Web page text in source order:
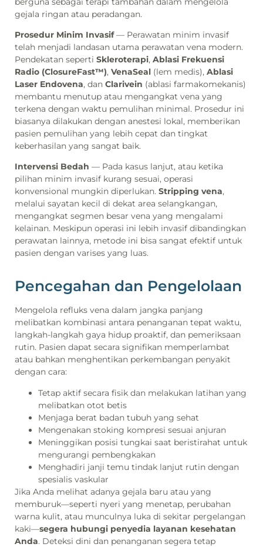
gejala ringan atau peradangan.
Prosedur Minim Invasif— Perawatan minim invasif
telah menjadi landasan utama perawatan vena modern.
Pendekatan seperti Skleroterapi, Ablasi Frekuensi
Radio (ClosureFast™), VenaSeal (lem medis), Ablasi
Laser Endovena, dan Clarivein (ablasi farmakomekanis)
membantu menutup atau mengangkat vena yang
terkena dengan waktu pemulihan minimal. Prosedur ini
biasanya dilakukan dengan anestesi lokal, memberikan
pasien pemulihan yang lebih cepat dan tingkat
keberhasilan yang sangat baik.
Intervensi Bedah — Pada kasus lanjut, atau ketika
pilihan minim invasif kurang sesuai, operasi
konvensional mungkin diperlukan. Stripping vena,
melalui sayatan kecil di dekat area selangkangan,
mengangkat segmen besar vena yang mengalami
kelainan. Meskipun operasi ini lebih invasif dibandingkan
perawatan lainnya, metode ini bisa sangat efektif untuk
pasien dengan varises yang luas.
Pencegahan dan Pengelolaan
Mengelola refluks vena dalam jangka panjang
melibatkan kombinasi antara penanganan tepat waktu,
langkah-langkah gaya hidup proaktif, dan pemeriksaan
rutin. Pasien dapat secara signifikan memperlambat
atau bahkan menghentikan perkembangan penyakit
dengan cara:
Tetap aktif secara fisik dan melakukan latihan yang
melibatkan otot betis
Menjaga berat badan tubuh yang sehat
Mengenakan stoking kompresi sesuai anjuran
Meninggikan posisi tungkai saat beristirahat untuk
mengurangi pembengkakan
Menghadiri janji temu tindak lanjut rutin dengan
spesialis vaskular
Jika Anda melihat adanya gejala baru atau yang
memburuk—seperti nyeri yang menetap, perubahan
warna kulit, atau munculnya luka di sekitar pergelangan
kaki—segera hubungi penyedia layanan kesehatan
Anda. Deteksi dini dan penanganan segera tetap